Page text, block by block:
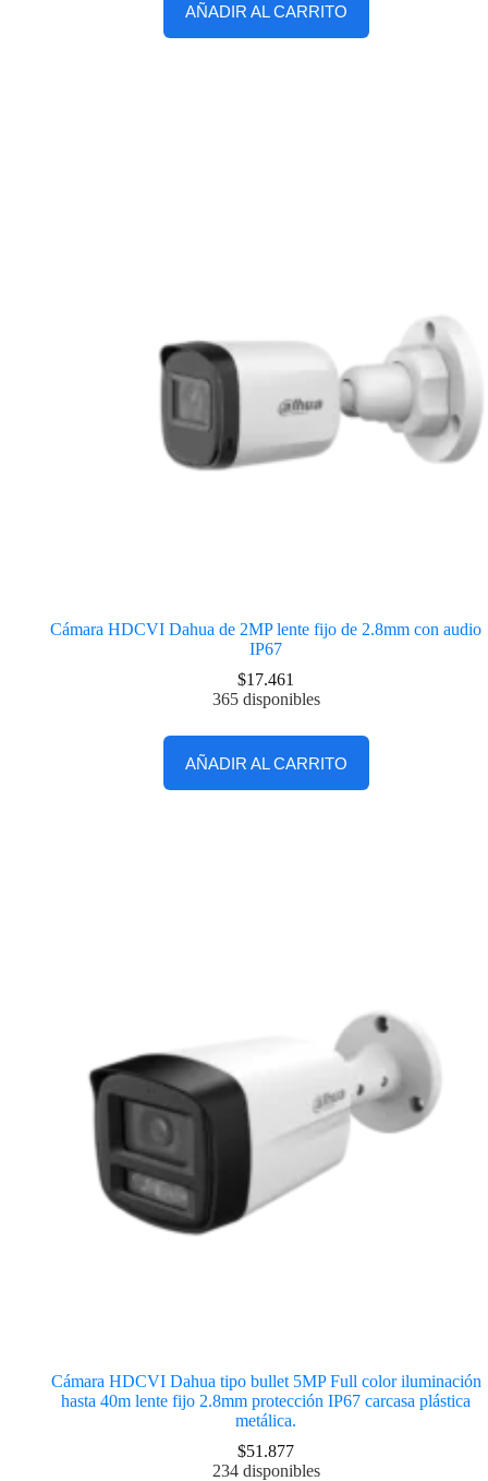
AÑADIR AL CARRITO
Cámara HDCVI Dahua de 2MP lente fijo de 2.8mm con audio
IP67
$17.461
365 disponibles
AÑADIR AL CARRITO
Cámara HDCVI Dahua tipo bullet 5MP Full color iluminación
hasta 40m lente fijo 2.8mm protección IP67 carcasa plástica
metálica.
$51.877
234 disponibles